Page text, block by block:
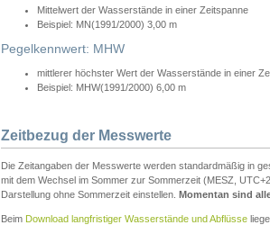
Mittelwert der Wasserstände in einer Zeitspanne
Beispiel: MN(1991/2000) 3,00 m
Pegelkennwert: MHW
mittlerer höchster Wert der Wasserstände in einer
Beispiel: MHW(1991/2000) 6,00 m
Zeitbezug der Messwerte
Die Zeitangaben der Messwerte werden standardmäßig in
mit dem Wechsel im Sommer zur Sommerzeit (MESZ,
Darstellung ohne Sommerzeit einstellen. Momentan sind
Beim Download langfristiger Wasserstände und Abflüsse